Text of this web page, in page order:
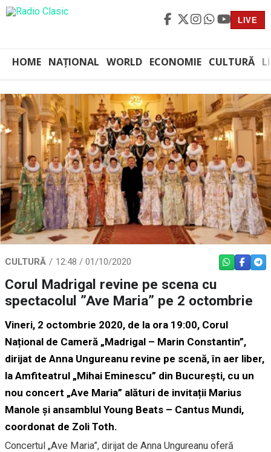
LIVE
HOME NAȚIONAL WORLD ECONOMIE CULTURĂ
CULTURĂ 12:48 / 01/10/2020 WHATSAPP
Corul Madrigal revine pe scena cu
spectacolul ”Ave Maria” pe 2 octombrie
Vineri, 2 octombrie 2020, de la ora 19:00, Corul
Național de Cameră „Madrigal – Marin Constantin”,
dirijat de Anna Ungureanu revine pe scenă, în aer liber,
la Amfiteatrul „Mihai Eminescu” din București, cu un
nou concert „Ave Maria” alături de invitații Marius
Manole și ansamblul Young Beats – Cantus Mundi,
coordonat de Zoli Toth.
Concertul „Ave Maria”, dirijat de Anna Ungureanu oferă